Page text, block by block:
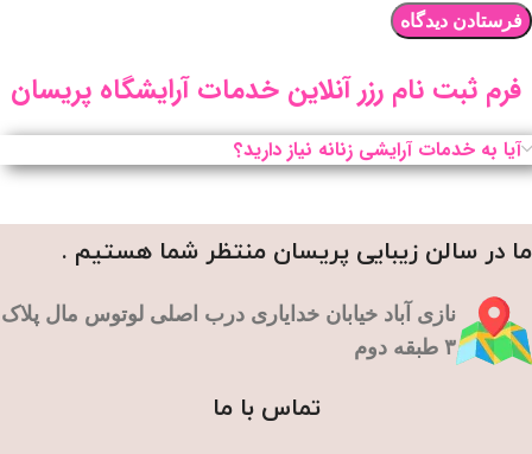
فرم ثبت نام رزر آنلاین خدمات آرایشگاه پریسان
آیا به خدمات آرایشی زنانه نیاز دارید؟
ما در سالن زیبایی پریسان منتظر شما هستیم .
نازی آباد خیابان خدایاری درب اصلی لوتوس مال پلاک
۳ طبقه دوم
تماس با ما